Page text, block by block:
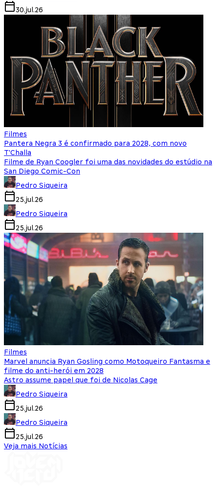
30.jul.26
Filmes
Pantera Negra 3 é confirmado para 2028, com novo
T'Challa
Filme de Ryan Coogler foi uma das novidades do estúdio na
San Diego Comic-Con
Pedro Siqueira
25.jul.26
Pedro Siqueira
25.jul.26
Filmes
Marvel anuncia Ryan Gosling como Motoqueiro Fantasma e
filme do anti-herói em 2028
Astro assume papel que foi de Nicolas Cage
Pedro Siqueira
25.jul.26
Pedro Siqueira
25.jul.26
Veja mais Notícias